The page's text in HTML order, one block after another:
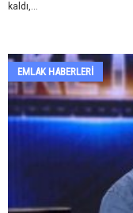
kaldı,...
EMLAK HABERLERI